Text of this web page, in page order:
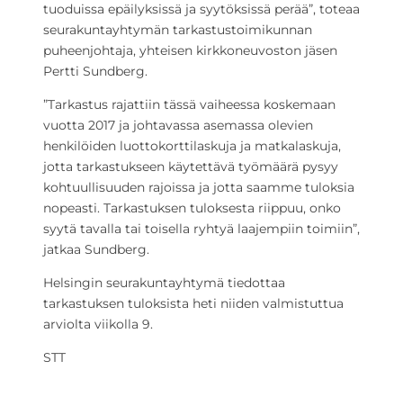
tuoduissa epäilyksissä ja syytöksissä perää”, toteaa
seurakuntayhtymän tarkastustoimikunnan
puheenjohtaja, yhteisen kirkkoneuvoston jäsen
Pertti Sundberg.
”Tarkastus rajattiin tässä vaiheessa koskemaan
vuotta 2017 ja johtavassa asemassa olevien
henkilöiden luottokorttilaskuja ja matkalaskuja,
jotta tarkastukseen käytettävä työmäärä pysyy
kohtuullisuuden rajoissa ja jotta saamme tuloksia
nopeasti. Tarkastuksen tuloksesta riippuu, onko
syytä tavalla tai toisella ryhtyä laajempiin toimiin”,
jatkaa Sundberg.
Helsingin seurakuntayhtymä tiedottaa
tarkastuksen tuloksista heti niiden valmistuttua
arviolta viikolla 9.
STT